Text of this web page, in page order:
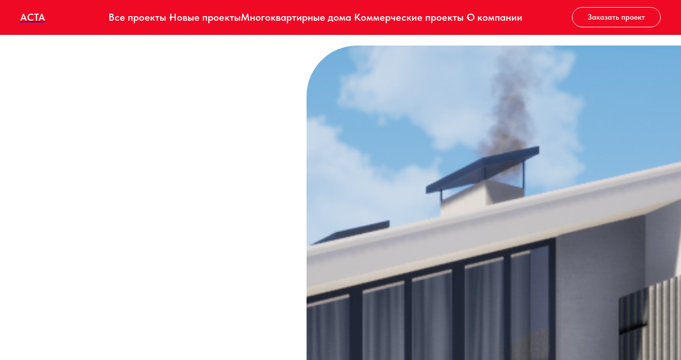
АСТА Все проекты Новые проектыМногоквартирные дома Коммерческие проекты О компании Заказать проект